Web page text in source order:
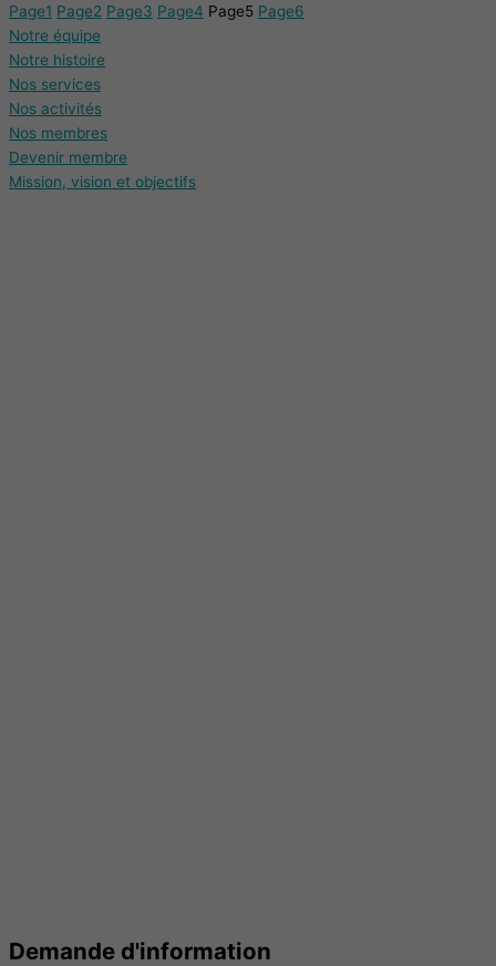
Page1 Page2 Page3 Page4 Page5 Page6
Notre équipe
Notre histoire
Nos services
Nos activités
Nos membres
Devenir membre
Mission, vision et objectifs
Demande d'information